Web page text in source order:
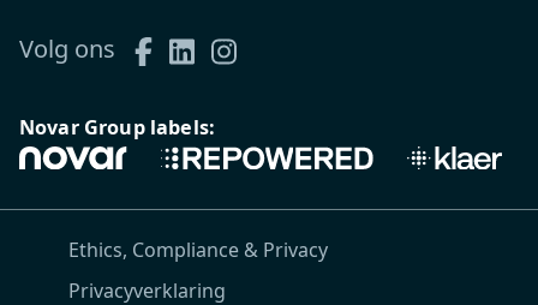
Volg ons
Novar Group labels:
Ethics, Compliance & Privacy
Privacyverklaring